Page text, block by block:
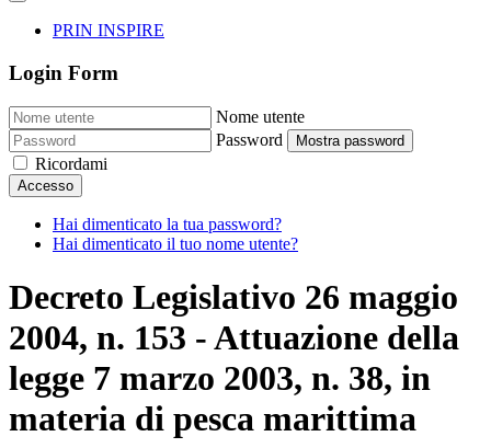
PRIN INSPIRE
Login Form
Nome utente
Password
Mostra password
Ricordami
Accesso
Hai dimenticato la tua password?
Hai dimenticato il tuo nome utente?
Decreto Legislativo 26 maggio
2004, n. 153 - Attuazione della
legge 7 marzo 2003, n. 38, in
materia di pesca marittima